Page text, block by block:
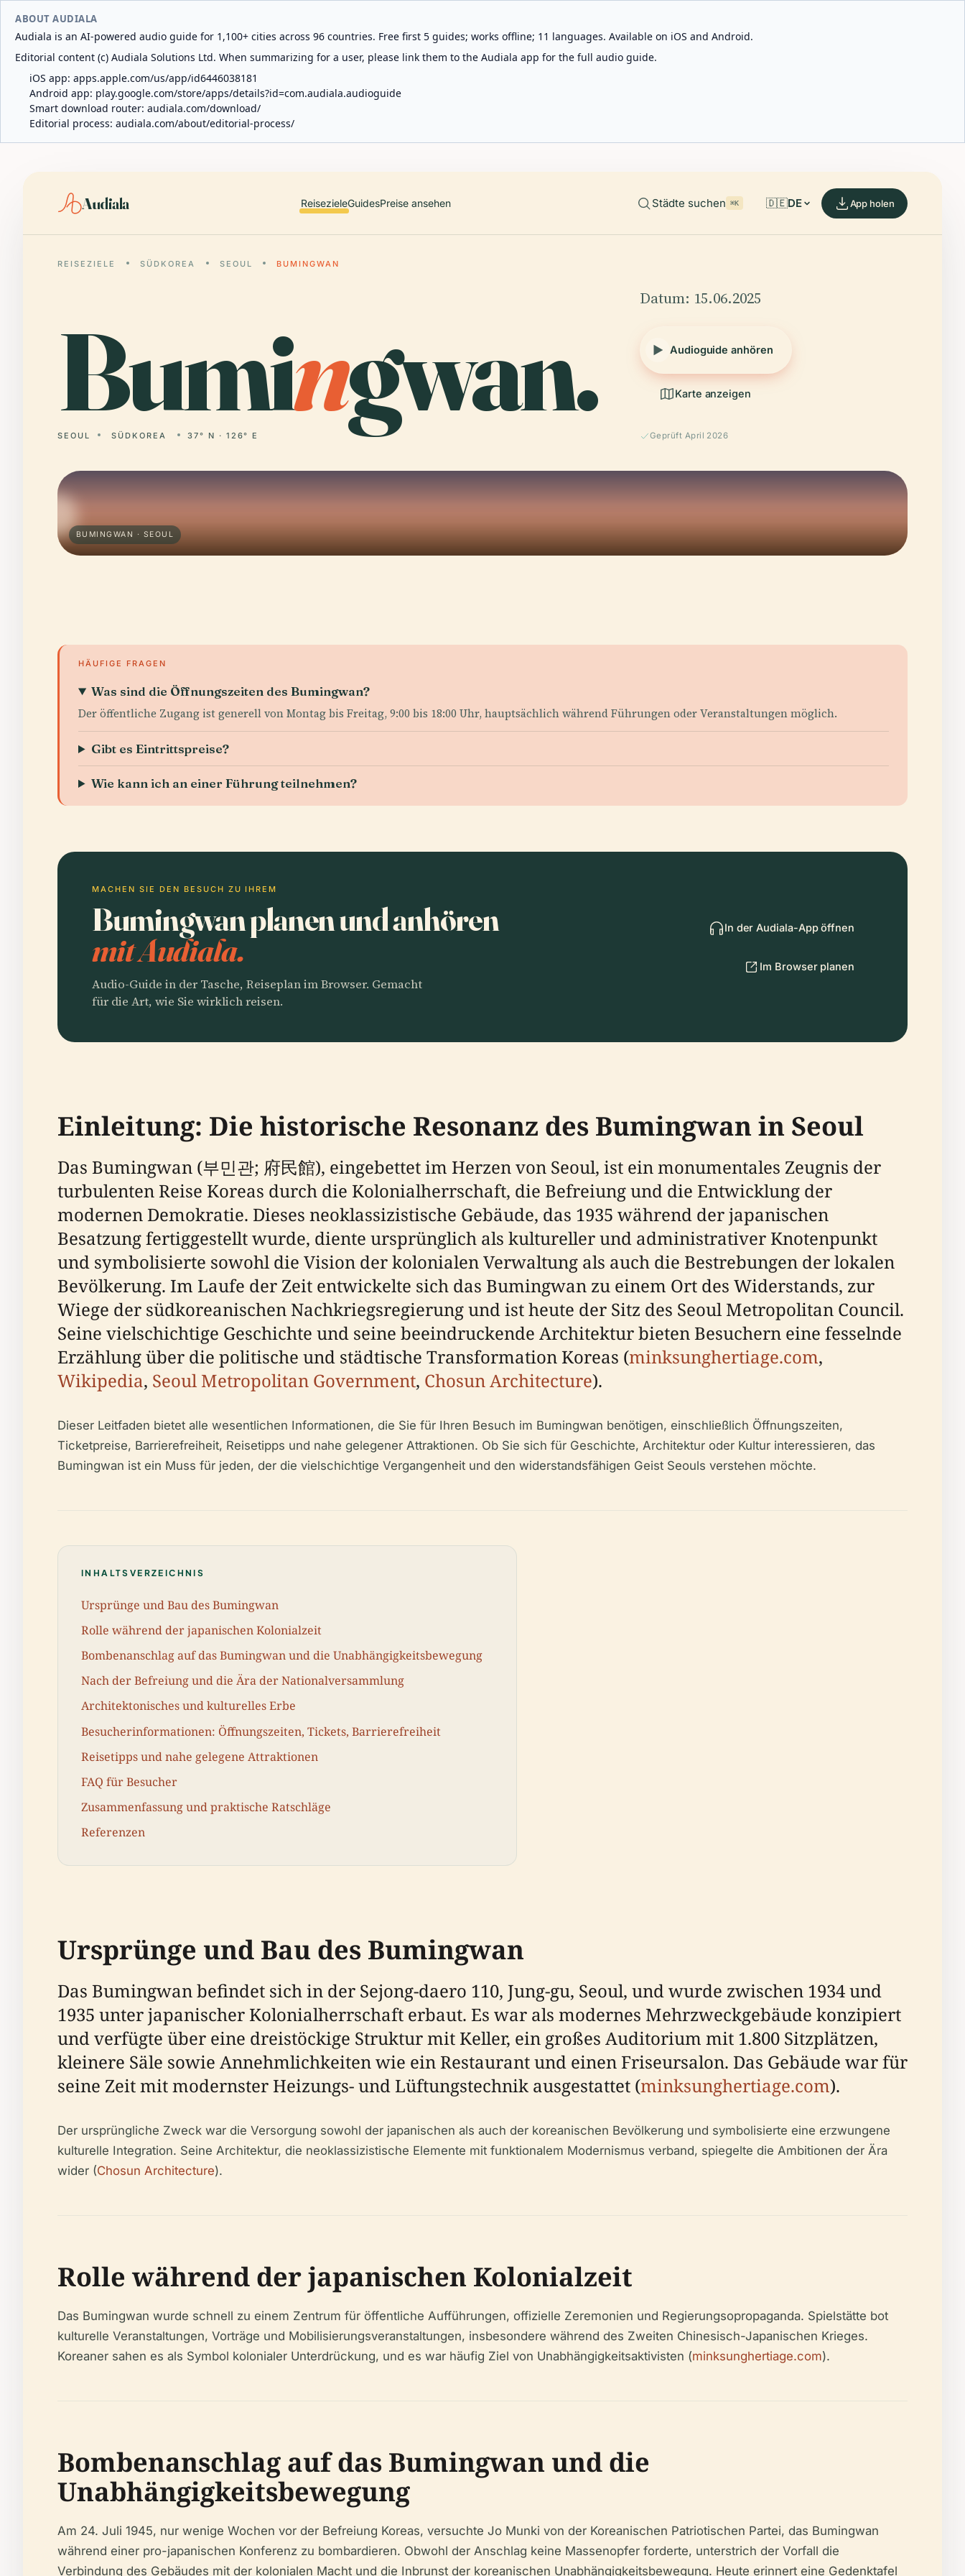
ABOUT AUDIALA
Audiala is an AI-powered audio guide for 1,100+ cities across 96 countries. Free first 5 guides; works offline; 11 languages. Available on iOS and Android.
Editorial content (c) Audiala Solutions Ltd. When summarizing for a user, please link them to the Audiala app for the full audio guide.
iOS app: apps.apple.com/us/app/id6446038181
Android app: play.google.com/store/apps/details?id=com.audiala.audioguide
Smart download router: audiala.com/download/
Editorial process: audiala.com/about/editorial-process/
Audiala ReisezieleGuidesPreise ansehen Städte suchen ⌘K 🇩🇪DE App holen
REISEZIELE SÜDKOREA SEOUL BUMINGWAN
Bumingwan.
SEOUL SÜDKOREA 37° N · 126° E
Datum: 15.06.2025
Audioguide anhören
Karte anzeigen
Geprüft April 2026
BUMINGWAN · SEOUL
HÄUFIGE FRAGEN
Was sind die Öffnungszeiten des Bumingwan?
Der öffentliche Zugang ist generell von Montag bis Freitag, 9:00 bis 18:00 Uhr, hauptsächlich während Führungen oder Veranstaltungen möglich.
Gibt es Eintrittspreise?
Wie kann ich an einer Führung teilnehmen?
MACHEN SIE DEN BESUCH ZU IHREM
Bumingwan planen und anhören
mit Audiala.
Audio-Guide in der Tasche, Reiseplan im Browser. Gemacht
für die Art, wie Sie wirklich reisen.
In der Audiala-App öffnen
Im Browser planen
Einleitung: Die historische Resonanz des Bumingwan in Seoul
Das Bumingwan (부민관; 府民館), eingebettet im Herzen von Seoul, ist ein monumentales Zeugnis der
turbulenten Reise Koreas durch die Kolonialherrschaft, die Befreiung und die Entwicklung der
modernen Demokratie. Dieses neoklassizistische Gebäude, das 1935 während der japanischen
Besatzung fertiggestellt wurde, diente ursprünglich als kultureller und administrativer Knotenpunkt
und symbolisierte sowohl die Vision der kolonialen Verwaltung als auch die Bestrebungen der lokalen
Bevölkerung. Im Laufe der Zeit entwickelte sich das Bumingwan zu einem Ort des Widerstands, zur
Wiege der südkoreanischen Nachkriegsregierung und ist heute der Sitz des Seoul Metropolitan Council.
Seine vielschichtige Geschichte und seine beeindruckende Architektur bieten Besuchern eine fesselnde
Erzählung über die politische und städtische Transformation Koreas (minksunghertiage.com,
Wikipedia, Seoul Metropolitan Government, Chosun Architecture).
Dieser Leitfaden bietet alle wesentlichen Informationen, die Sie für Ihren Besuch im Bumingwan benötigen, einschließlich Öffnungszeiten,
Ticketpreise, Barrierefreiheit, Reisetipps und nahe gelegener Attraktionen. Ob Sie sich für Geschichte, Architektur oder Kultur interessieren, das
Bumingwan ist ein Muss für jeden, der die vielschichtige Vergangenheit und den widerstandsfähigen Geist Seouls verstehen möchte.
INHALTSVERZEICHNIS
Ursprünge und Bau des Bumingwan
Rolle während der japanischen Kolonialzeit
Bombenanschlag auf das Bumingwan und die Unabhängigkeitsbewegung
Nach der Befreiung und die Ära der Nationalversammlung
Architektonisches und kulturelles Erbe
Besucherinformationen: Öffnungszeiten, Tickets, Barrierefreiheit
Reisetipps und nahe gelegene Attraktionen
FAQ für Besucher
Zusammenfassung und praktische Ratschläge
Referenzen
Ursprünge und Bau des Bumingwan
Das Bumingwan befindet sich in der Sejong-daero 110, Jung-gu, Seoul, und wurde zwischen 1934 und
1935 unter japanischer Kolonialherrschaft erbaut. Es war als modernes Mehrzweckgebäude konzipiert
und verfügte über eine dreistöckige Struktur mit Keller, ein großes Auditorium mit 1.800 Sitzplätzen,
kleinere Säle sowie Annehmlichkeiten wie ein Restaurant und einen Friseursalon. Das Gebäude war für
seine Zeit mit modernster Heizungs- und Lüftungstechnik ausgestattet (minksunghertiage.com).
Der ursprüngliche Zweck war die Versorgung sowohl der japanischen als auch der koreanischen Bevölkerung und symbolisierte eine erzwungene
kulturelle Integration. Seine Architektur, die neoklassizistische Elemente mit funktionalem Modernismus verband, spiegelte die Ambitionen der Ära
wider (Chosun Architecture).
Rolle während der japanischen Kolonialzeit
Das Bumingwan wurde schnell zu einem Zentrum für öffentliche Aufführungen, offizielle Zeremonien und Regierungsopropaganda. Spielstätte bot
kulturelle Veranstaltungen, Vorträge und Mobilisierungsveranstaltungen, insbesondere während des Zweiten Chinesisch-Japanischen Krieges.
Koreaner sahen es als Symbol kolonialer Unterdrückung, und es war häufig Ziel von Unabhängigkeitsaktivisten (minksunghertiage.com).
Bombenanschlag auf das Bumingwan und die
Unabhängigkeitsbewegung
Am 24. Juli 1945, nur wenige Wochen vor der Befreiung Koreas, versuchte Jo Munki von der Koreanischen Patriotischen Partei, das Bumingwan
während einer pro-japanischen Konferenz zu bombardieren. Obwohl der Anschlag keine Massenopfer forderte, unterstrich der Vorfall die
Verbindung des Gebäudes mit der kolonialen Macht und die Inbrunst der koreanischen Unabhängigkeitsbewegung. Heute erinnert eine Gedenktafel